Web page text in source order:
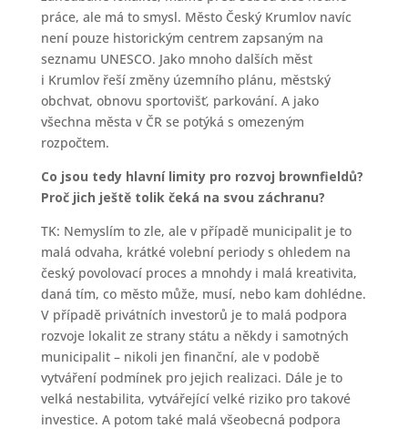
práce, ale má to smysl. Město Český Krumlov navíc
není pouze historickým centrem zapsaným na
seznamu UNESCO. Jako mnoho dalších měst
i Krumlov řeší změny územního plánu, městský
obchvat, obnovu sportovišť, parkování. A jako
všechna města v ČR se potýká s omezeným
rozpočtem.
Co jsou tedy hlavní limity pro rozvoj brownfieldů?
Proč jich ještě tolik čeká na svou záchranu?
TK: Nemyslím to zle, ale v případě municipalit je to
malá odvaha, krátké volební periody s ohledem na
český povolovací proces a mnohdy i malá kreativita,
daná tím, co město může, musí, nebo kam dohlédne.
V případě privátních investorů je to malá podpora
rozvoje lokalit ze strany státu a někdy i samotných
municipalit – nikoli jen finanční, ale v podobě
vytváření podmínek pro jejich realizaci. Dále je to
velká nestabilita, vytvářející velké riziko pro takové
investice. A potom také malá všeobecná podpora